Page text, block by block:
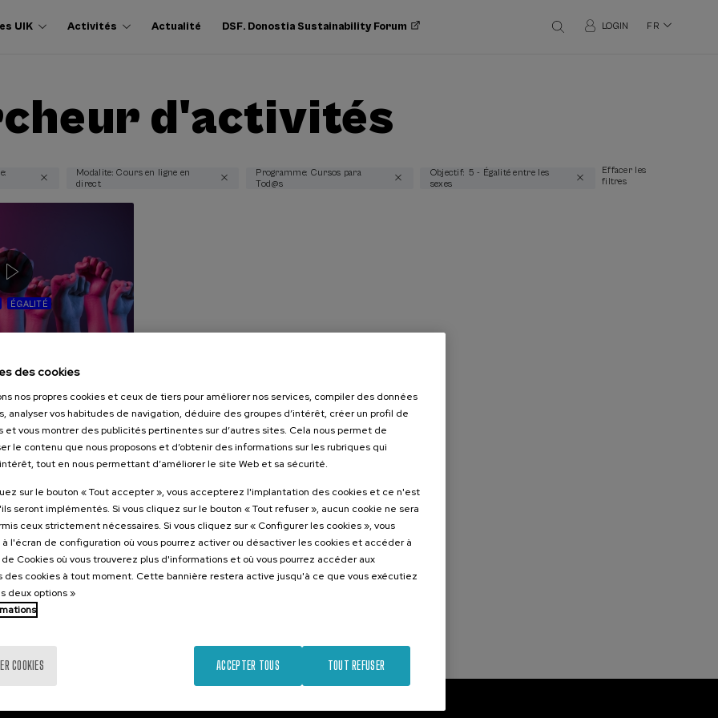
UIK Activités Actualité DSF. Donostia Sustainability Forum LOGIN FR
d'activités
Modalite: Cours en ligne en
direct
Programme: Cursos para
Tod@s
Objectif: 5 - Égalité entre les
sexes
Effacer les
filtres
ÉGALITÉ
de la
de la
a la
Basque
... DE 25 €
Dernières
places
Gratuit
Date
passée
Liste
d'attente
Période
d'inscription
des cookies
nos propres cookies et ceux de tiers pour améliorer nos services, compiler des données
analyser vos habitudes de navigation, déduire des groupes d’intérêt, créer un profil de
et vous montrer des publicités pertinentes sur d’autres sites. Cela nous permet de
le contenu que nous proposons et d’obtenir des informations sur les rubriques qui
tout en nous permettant d’améliorer le site Web et sa sécurité.
sur le bouton « Tout accepter », vous accepterez l'implantation des cookies et ce n'est
seront implémentés. Si vous cliquez sur le bouton « Tout refuser », aucun cookie ne sera
ceux strictement nécessaires. Si vous cliquez sur « Configurer les cookies », vous
l'écran de configuration où vous pourrez activer ou désactiver les cookies et accéder à
Cookies où vous trouverez plus d'informations et où vous pourrez accéder aux
des cookies à tout moment. Cette bannière restera active jusqu'à ce que vous exécutiez
deux options »
COOKIES TOUT REFUSER
ACCEPTER TOUS